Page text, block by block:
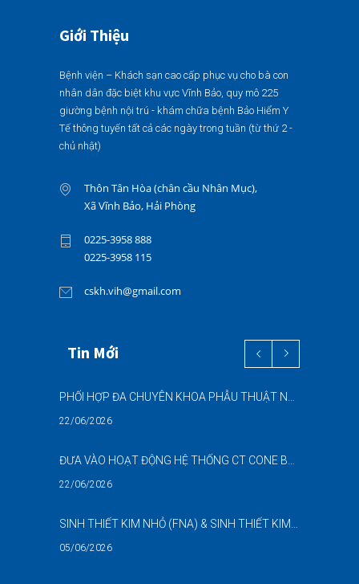
Giới Thiệu
Bệnh viện – Khách sạn cao cấp phục vụ cho bà con
nhân dân đặc biệt khu vực Vĩnh Bảo, quy mô 225
giường bệnh nội trú - khám chữa bệnh Bảo Hiểm Y
Tế thông tuyến tất cả các ngày trong tuần (từ thứ 2 -
chủ nhật)
Thôn Tân Hòa (chân cầu Nhân Mục),
Xã Vĩnh Bảo, Hải Phòng
0225-3958 888
0225-3958 115
cskh.vih@gmail.com
Tin Mới
22/06/2026
22/06/2026
05/06/2026